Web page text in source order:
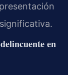
en